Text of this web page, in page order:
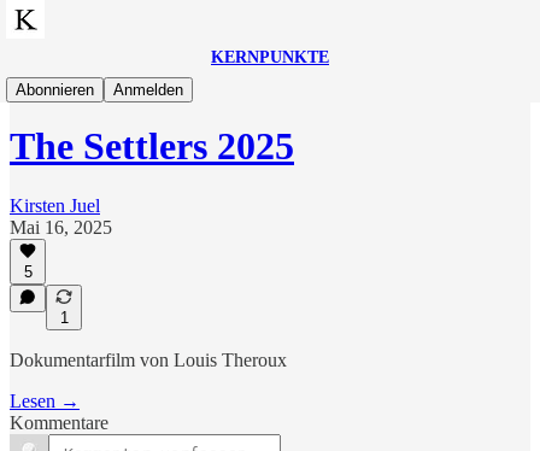
KERNPUNKTE
Abonnieren
Anmelden
Filmtipps
The Settlers 2025
Kirsten Juel
Mai 16, 2025
5
1
Dokumentarfilm von Louis Theroux
Lesen →
Kommentare